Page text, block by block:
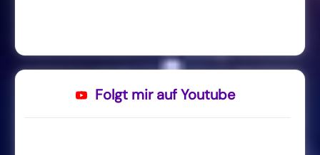
Folgt mir auf Youtube